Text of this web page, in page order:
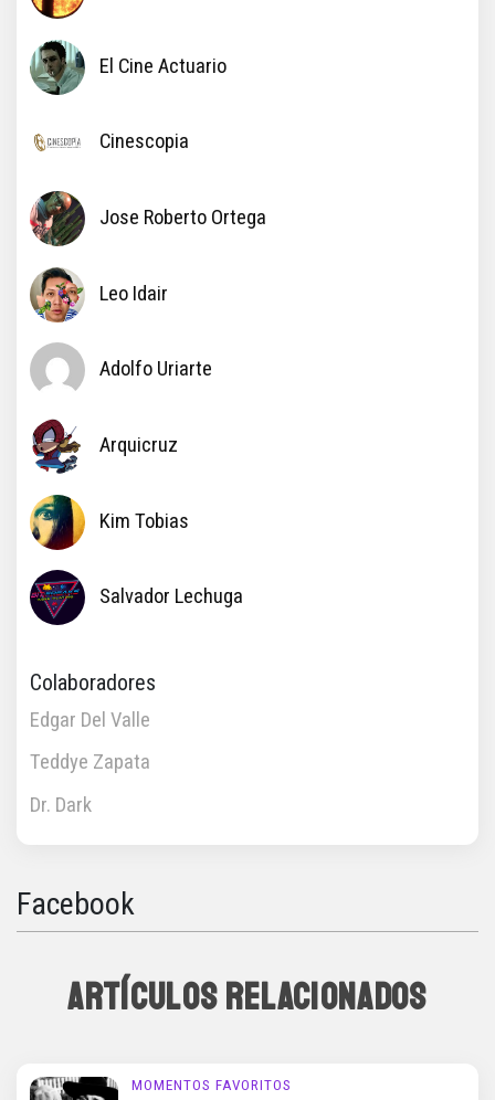
El Cine Actuario
Cinescopia
Jose Roberto Ortega
Leo Idair
Adolfo Uriarte
Arquicruz
Kim Tobias
Salvador Lechuga
Colaboradores
Edgar Del Valle
Teddye Zapata
Dr. Dark
Facebook
ARTÍCULOS RELACIONADOS
MOMENTOS FAVORITOS